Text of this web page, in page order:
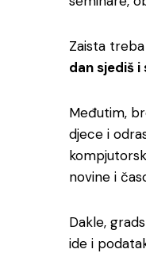
Zaista
dan sjediš
Međutim,
djece i
novine i
Dakle,
ide i